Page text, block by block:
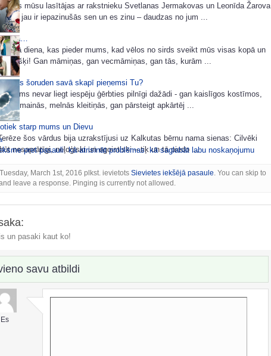
mūsu lasītājas ar rakstnieku Svetlanas Jermakovas un Leonīda Žarova
jau ir iepazinušās sen un es zinu – daudzas no jum ...
ir tā diena, kas pieder mums, kad vēlos no sirds sveikt mūs visas kopā un
Gan māmiņas, gan vecmāmiņas, gan tās, kurām ...
šoruden savā skapī pieņemsi Tu?
mums nevar liegt iespēju ģērbties pilnīgi dažādi - gan kaislīgos kostīmos,
melnās kleitiņās, gan pārsteigt apkārtēj ...
starp mums un Dievu
šos vārdus bija uzrakstījusi uz Kalkutas bērnu nama sienas: Cilvēki
nesaprātīgi, neloģiski un egoistiski – tik un tā piedo ...
pret pasauli,kā atrisināt problēmas, kā saglabāt labu noskaņojumu
March 1st, 2016 plkst. ievietots Sievietes iekšējā pasaule . You can skip to
leave a response. Pinging is currently not allowed.
un pasaki kaut ko!
savu atbildi
Es